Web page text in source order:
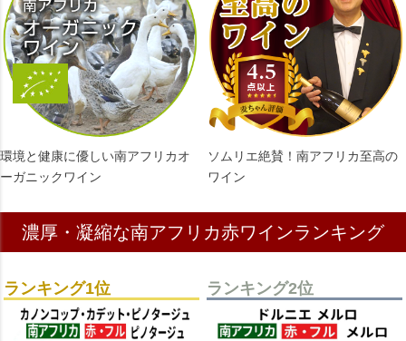
環境と健康に優しい南アフリカオ
ーガニックワイン
ソムリエ絶賛！南アフリカ至高の
ワイン
濃厚・凝縮な南アフリカ赤ワインランキング
ランキング1位 ランキング2位